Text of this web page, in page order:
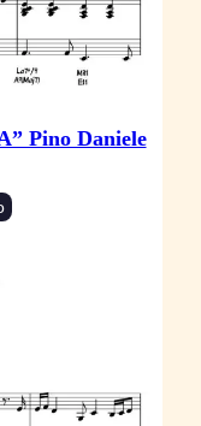
Pino Daniele